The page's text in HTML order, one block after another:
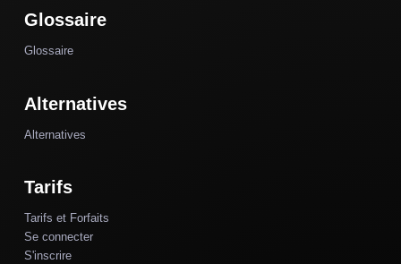
Glossaire
Glossaire
Alternatives
Alternatives
Tarifs
Tarifs et Forfaits
Se connecter
S'inscrire